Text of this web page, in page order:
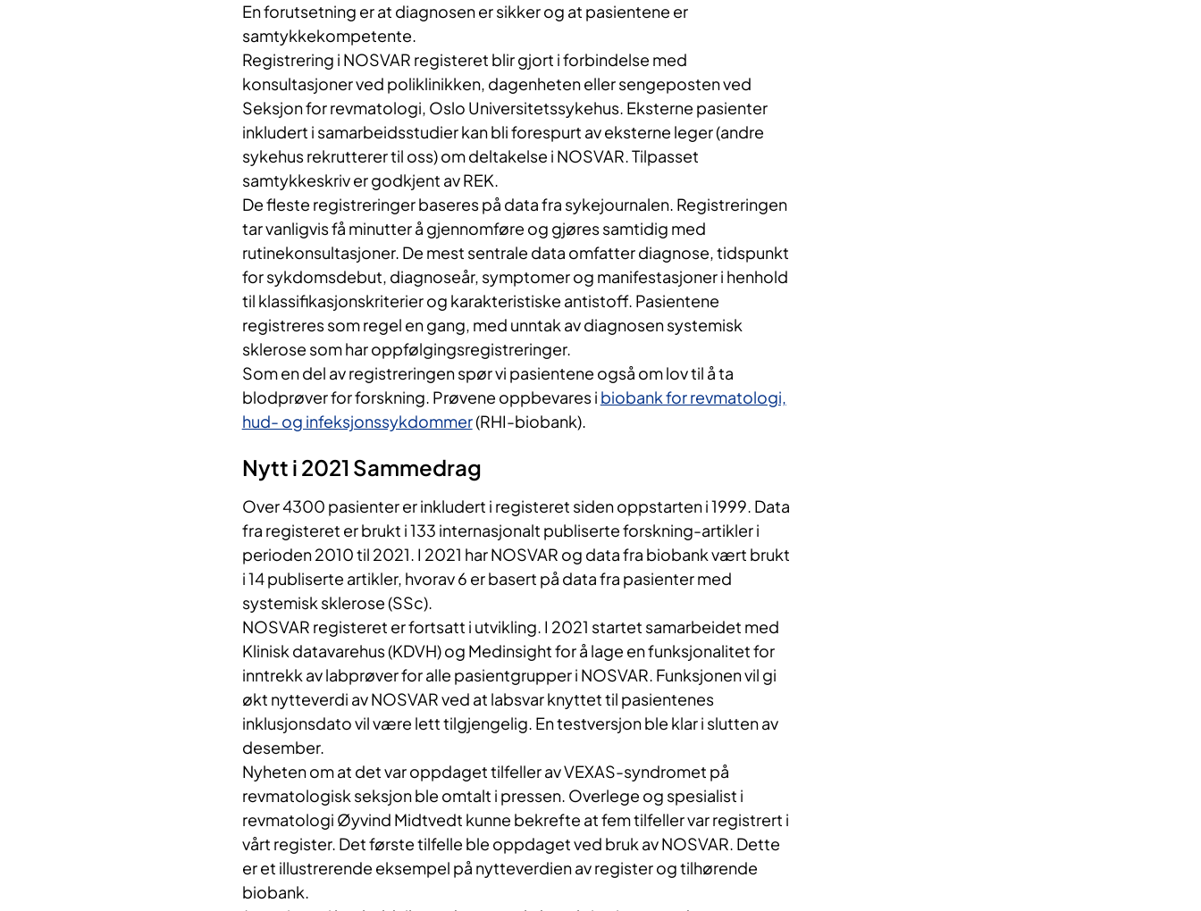
En forutsetning er at diagnosen er sikker og at pasientene er
samtykkekompetente.
Registrering i NOSVAR registeret blir gjort i forbindelse med
konsultasjoner ved poliklinikken, dagenheten eller sengeposten ved
Seksjon for revmatologi, Oslo Universitetssykehus. Eksterne pasienter
inkludert i samarbeidsstudier kan bli forespurt av eksterne leger (andre
sykehus rekrutterer til oss) om deltakelse i NOSVAR. Tilpasset
samtykkeskriv er godkjent av REK.
De fleste registreringer baseres på data fra sykejournalen. Registreringen
tar vanligvis få minutter å gjennomføre og gjøres samtidig med
rutinekonsultasjoner. De mest sentrale data omfatter diagnose, tidspunkt
for sykdomsdebut, diagnoseår, symptomer og manifestasjoner i henhold
til klassifikasjonskriterier og karakteristiske antistoff. Pasientene
registreres som regel en gang, med unntak av diagnosen systemisk
sklerose som har oppfølgingsregistreringer.
Som en del av registreringen spør vi pasientene også om lov til å ta
blodprøver for forskning. Prøvene oppbevares i biobank for revmatologi,
hud- og infeksjonssykdommer(RHI-biobank).
Nytt i 2021 Sammedrag
Over 4300 pasienter er inkludert i registeret siden oppstarten i 1999. Data
fra registeret er brukt i 133 internasjonalt publiserte forskning-artikler i
perioden 2010 til 2021. I 2021 har NOSVAR og data fra biobank vært brukt
i 14 publiserte artikler, hvorav 6 er basert på data fra pasienter med
systemisk sklerose (SSc).
NOSVAR registeret er fortsatt i utvikling. I 2021 startet samarbeidet med
Klinisk datavarehus (KDVH) og Medinsight for å lage en funksjonalitet for
inntrekk av labprøver for alle pasientgrupper i NOSVAR. Funksjonen vil gi
økt nytteverdi av NOSVAR ved at labsvar knyttet til pasientenes
inklusjonsdato vil være lett tilgjengelig. En testversjon ble klar i slutten av
desember.
Nyheten om at det var oppdaget tilfeller av VEXAS-syndromet på
revmatologisk seksjon ble omtalt i pressen. Overlege og spesialist i
revmatologi Øyvind Midtvedt kunne bekrefte at fem tilfeller var registrert i
vårt register. Det første tilfelle ble oppdaget ved bruk av NOSVAR. Dette
er et illustrerende eksempel på nytteverdien av register og tilhørende
biobank.